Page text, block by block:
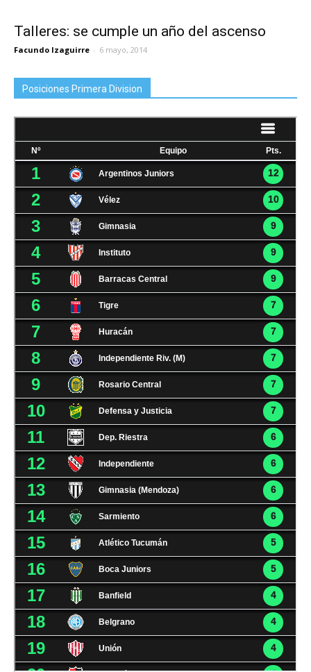
Talleres: se cumple un año del ascenso
Facundo Izaguirre - 6 mayo, 2014
Posiciones Primera Division